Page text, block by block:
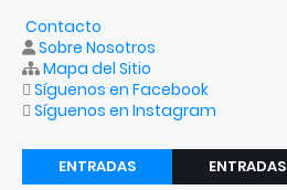
Contacto
Sobre Nosotros
Mapa del Sitio
Síguenos en Facebook
Síguenos en Instagram
ENTRADAS
ENTRADAS